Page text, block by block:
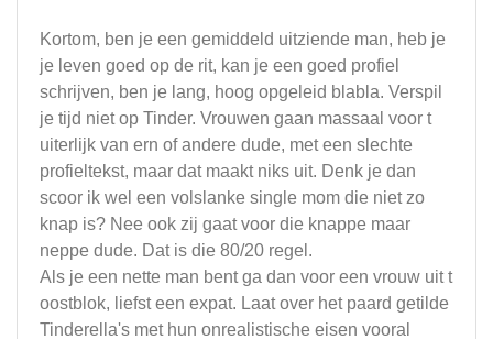
Kortom, ben je een gemiddeld uitziende man, heb je
je leven goed op de rit, kan je een goed profiel
schrijven, ben je lang, hoog opgeleid blabla. Verspil
je tijd niet op Tinder. Vrouwen gaan massaal voor t
uiterlijk van ern of andere dude, met een slechte
profieltekst, maar dat maakt niks uit. Denk je dan
scoor ik wel een volslanke single mom die niet zo
knap is? Nee ook zij gaat voor die knappe maar
neppe dude. Dat is die 80/20 regel.
Als je een nette man bent ga dan voor een vrouw uit t
oostblok, liefst een expat. Laat over het paard getilde
Tinderella's met hun onrealistische eisen vooral